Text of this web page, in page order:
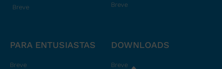
Breve Breve
PARA ENTUSIASTAS
Breve
DOWNLOADS
Breve